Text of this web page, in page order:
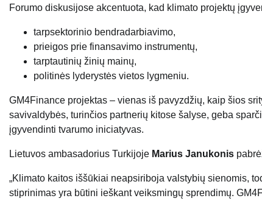
Forumo diskusijose akcentuota, kad klimato projektų
tarpsektorinio bendradarbiavimo,
prieigos prie finansavimo instrumentų,
tarptautinių žinių mainų,
politinės lyderystės vietos lygmeniu.
GM4Finance projektas – vienas iš pavyzdžių, kaip šios
savivaldybės, turinčios partnerių kitose šalyse, geba
įgyvendinti tvarumo iniciatyvas.
Lietuvos ambasadorius Turkijoje Marius Janukonis
„Klimato kaitos iššūkiai neapsiriboja valstybių sienomis,
stiprinimas yra būtini ieškant veiksmingų sprendimų.